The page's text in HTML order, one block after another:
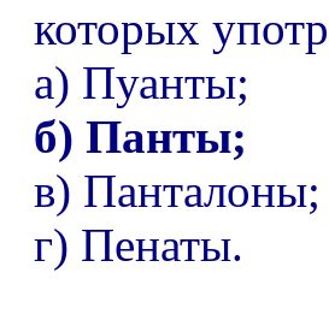
которых
а) Пуанты;
б) Панты;
в) Панталоны;
г) Пенаты.